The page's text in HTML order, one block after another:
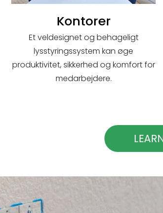
Kontorer
Et veldesignet og behageligt
lysstyringssystem kan øge
produktivitet, sikkerhed og komfort for
medarbejdere.